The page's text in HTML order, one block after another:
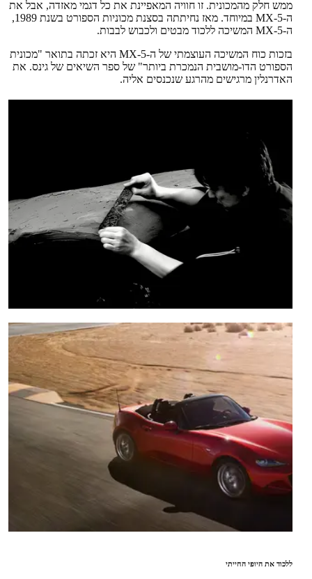
ממש חלק מהמכונית. זו חוויה המאפיינת את כל דגמי מאזדה, אבל את
ה-MX-5 במיוחד. מאז נחיתתה בסצנת מכוניות הספורט בשנת 1989,
בזכות כוח המשיכה העוצמתי של ה-MX-5 היא זכתה בתואר "מכונית
הספורט הדו-מושבית הנמכרת ביותר" של ספר השיאים של גינס. את
האדרנלין מרגישים מהרגע שנכנסים אליה.
ללכוד את היופי החייתי